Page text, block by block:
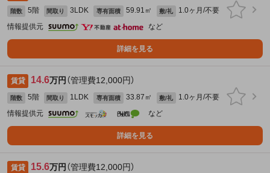
階数 5階 間取り 3LDK 専有面積 59.91㎡ 敷/礼
1.0ヶ月/不要
情報提供元
など
詳細を見る
賃貸 14.6万円 （管理費12,000円）
階数 5階 間取り 1LDK 専有面積 33.87㎡ 敷/礼
1.0ヶ月/不要
情報提供元
など
詳細を見る
賃貸 15.6万円 （管理費12,000円）